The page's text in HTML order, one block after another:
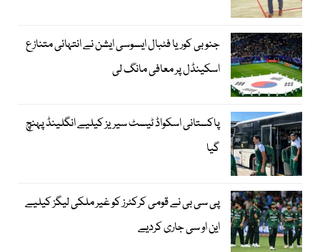
جنوبی کوریا فٹبال ایسوسی ایشن نے انتہائی متنازع
اسکینڈل پر معافی مانگ لی
پاکستانی اسکواڈ ٹیسٹ سیریز کیلیے انگلینڈ پہنچ
گیا
پی سی بی نے قومی کرکٹرز کو غیر ملکی لیگز کیلیے
این او سی جاری کردیے